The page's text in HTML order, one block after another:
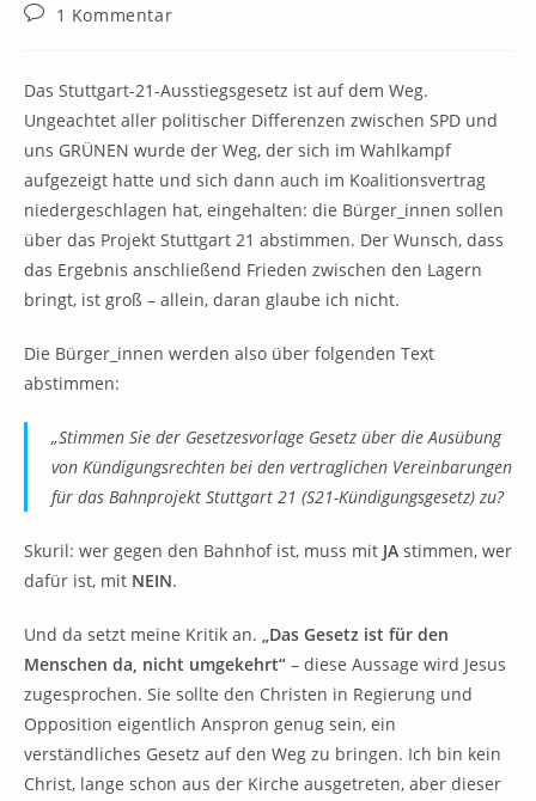
Beitrags-
1 Kommentar
Das Stuttgart-21-Ausstiegsgesetz ist auf dem Weg.
Ungeachtet aller politischer Differenzen zwischen SPD und
uns GRÜNEN wurde der Weg, der sich im Wahlkampf
aufgezeigt hatte und sich dann auch im Koalitionsvertrag
niedergeschlagen hat, eingehalten: die Bürger_innen sollen
über das Projekt Stuttgart 21 abstimmen. Der Wunsch, dass
das Ergebnis anschließend Frieden zwischen den Lagern
bringt, ist groß – allein, daran glaube ich nicht.
Die Bürger_innen werden also über folgenden Text
abstimmen:
„Stimmen Sie der Gesetzesvorlage Gesetz über die Ausübung
von Kündigungsrechten bei den vertraglichen Vereinbarungen
für das Bahnprojekt Stuttgart 21 (S21-Kündigungsgesetz) zu?
Skuril: wer gegen den Bahnhof ist, muss mit JA stimmen, wer
dafür ist, mit NEIN.
Und da setzt meine Kritik an. „Das Gesetz ist für den
Menschen da, nicht umgekehrt“ – diese Aussage wird Jesus
zugesprochen. Sie sollte den Christen in Regierung und
Opposition eigentlich Anspron genug sein, ein
verständliches Gesetz auf den Weg zu bringen. Ich bin kein
Christ, lange schon aus der Kirche ausgetreten, aber dieser